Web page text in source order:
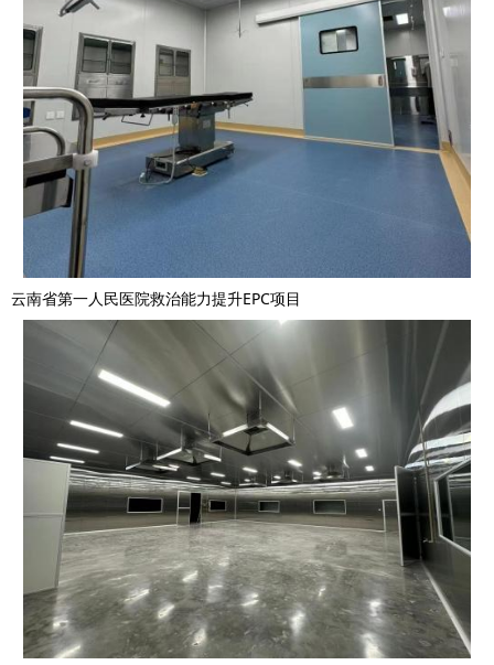
云南省第一人民医院救治能力提升EPC项目